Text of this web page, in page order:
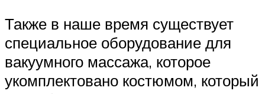
Также в наше время существует
специальное оборудование для
вакуумного массажа, которое
укомплектовано костюмом, который